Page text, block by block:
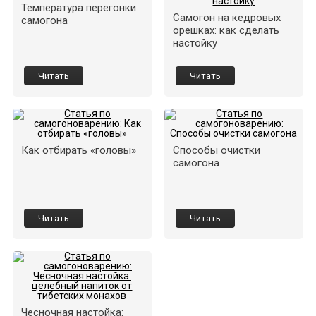
Температура перегонки
самогона
Читать
Самогон на кедровых
орешках: как сделать
настойку
Читать
Как отбирать «головы»
Читать
Способы очистки
самогона
Читать
Чесночная настойка: